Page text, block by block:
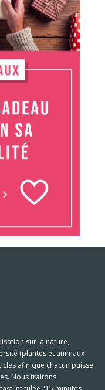
sur la nature,
(plantes et animaux
afin que chacun puisse
Nous traitons